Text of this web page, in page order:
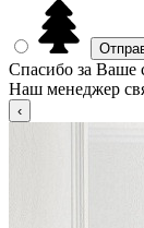
Спасибо за Ваше
Наш менеджер